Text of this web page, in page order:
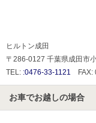
ヒルトン成田
〒286-0127 千葉県成田市
TEL: :0476-33-1121 FAX:
お車でお越しの場合